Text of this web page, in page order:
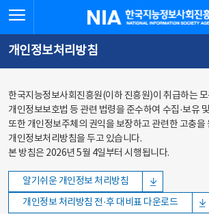
바로가기
바로가기
한국지능정보사회진흥원
개인정보처리방침
한국지능정보사회진흥원(이하 진흥원)이 취급하는
개인정보보호법 등 관련 법령을 준수하여 수집·보유
또한 개인정보주체의 권익을 보장하고 관련한 고충을
개인정보처리방침을 두고 있습니다.
본 방침은 2026년 5월 4일부터 시행됩니다.
알기쉬운 개인정보 처리방침
개인정보 처리방침 전·후 대비표 다운로드